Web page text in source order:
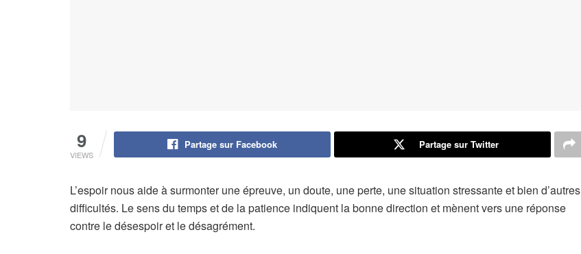
9
VIEWS
Partage sur Facebook Partage sur Twitter
L’espoir nous aide à surmonter une épreuve, un doute, une perte, une situation stressante et bien d’autres
difficultés. Le sens du temps et de la patience indiquent la bonne direction et mènent vers une réponse
contre le désespoir et le désagrément.